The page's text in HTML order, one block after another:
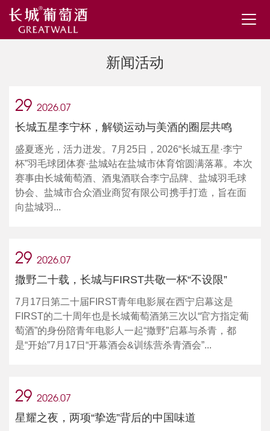
新闻活动
29 2026.07
长城五星李宁杯，解锁运动与美酒的圈层共鸣
盛夏逐光，活力迸发。7月25日，2026“长城五星·李宁
杯”羽毛球团体赛·盐城站在盐城市体育馆圆满落幕。本次
赛事由长城葡萄酒、酒鬼酒联合李宁品牌、盐城羽毛球
协会、盐城市合众酒业商贸有限公司携手打造，旨在面
向盐城羽...
29 2026.07
撒野二十载，长城与FIRST共敬一杯“不设限”
7月17日第二十届FIRST青年电影展在西宁启幕这是
FIRST的二十周年也是长城葡萄酒第三次以“官方指定葡
萄酒”的身份陪青年电影人一起“撒野”启幕与杀青，都
是“开始”7月17日“开幕酒会&训练营杀青酒会”...
29 2026.07
星耀之夜，两项“挚选”背后的中国味道